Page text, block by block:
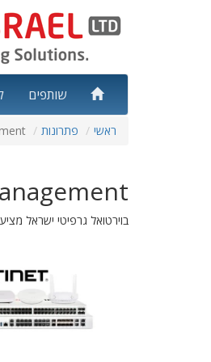
שותפים
ראשי פתרונות
בוירטואל גרפיטי ישראל